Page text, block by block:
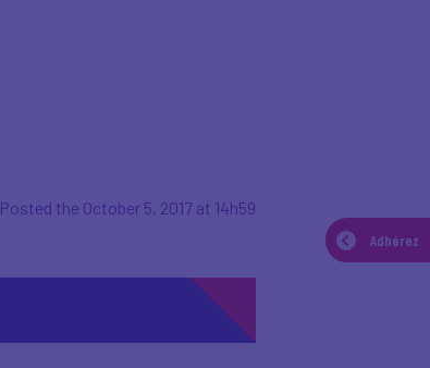
Adhérez
Posted the October 5, 2017 at 14h59